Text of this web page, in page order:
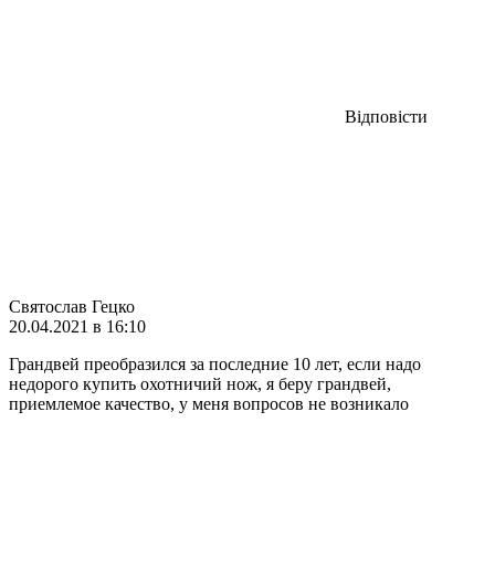
Відповісти
Святослав Гецко
20.04.2021 в 16:10
Грандвей преобразился за последние 10 лет, если надо
недорого купить охотничий нож, я беру грандвей,
приемлемое качество, у меня вопросов не возникало